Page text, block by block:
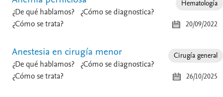
Hematología
20/09/2022
¿De qué hablamos? ¿Cómo se diagnostica?
¿Cómo se trata?
Cirugía general
26/10/2025
Anestesia en cirugía menor
¿De qué hablamos? ¿Cómo se diagnostica?
¿Cómo se trata?